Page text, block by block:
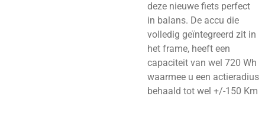
deze nieuwe fiets perfect
in balans. De accu die
volledig geïntegreerd zit in
het frame, heeft een
capaciteit van wel 720 Wh
waarmee u een actieradius
behaald tot wel +/-150 Km